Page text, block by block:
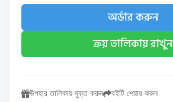
অর্ডার করুন
ক্রয় তালিকায় রাখুন
উপহার তালিকায় যুক্ত করুন বইটি শেয়ার করুন